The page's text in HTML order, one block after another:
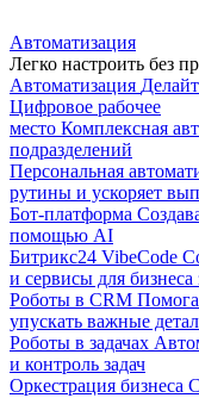
Автоматизация
Легко настроить без
Автоматизация
Цифровое рабочее
место Комплексная
подразделений
Персональная
рутины и ускоряет
Бот-платформа
помощью AI
Битрикс24 VibeCode
и сервисы для
Роботы в CRM
упускать важные
Роботы в задачах
и контроль задач
Оркестрация бизнеса